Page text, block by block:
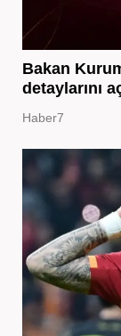
Bakan
detaylarını
Haber7